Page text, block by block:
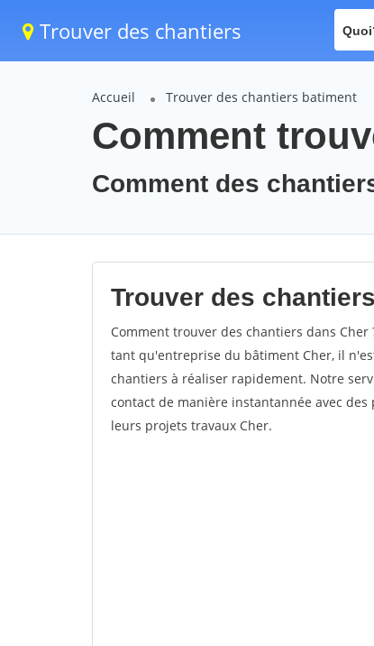
Trouver des chantiers
Accueil Trouver des chantiers batiment
Comment
Comment des
Trouver des
Comment trouver des chantiers dans
tant qu'entreprise du bâtiment Cher, il
chantiers à réaliser rapidement. Notre
contact de manière instantannée avec
leurs projets travaux Cher.